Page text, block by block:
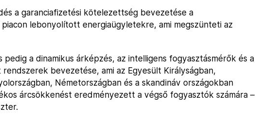
a garanciafizetési kötelezettség bevezetése a
lebonyolított energiaügyletekre, ami megszünteti az
a dinamikus árképzés, az intelligens fogyasztásmérők és a
bevezetése, ami az Egyesült Királyságban,
Németországban és a skandináv országokban
árcsökkenést eredményezett a végső fogyasztók számára –